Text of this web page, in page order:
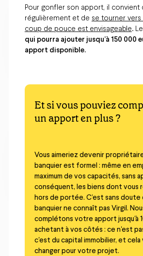
Pour gonfler son apport, il convient
régulièrement et de se tourner vers
coup de pouce est envisageable.
qui pourra ajouter jusqu’à 150 000
apport disponible.
Et si vous pouviez
un apport en plus ?
Vous aimeriez devenir
banquier est formel : même en
maximum de vos capacités, sans
conséquent, les biens dont vous
hors de portée. C’est sans
banquier ne connaît pas Virgil.
complétons votre apport jusqu'à
achetant à vos côtés : ce n'est
c'est du capital immobilier, et
changer pour votre projet.